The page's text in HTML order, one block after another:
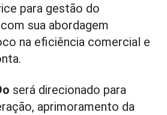
para gestão do
sua abordagem
na eficiência comercial e
será direcionado para
aprimoramento da